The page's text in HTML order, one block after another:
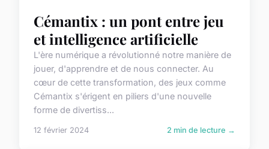
Cémantix : un pont entre jeu
et intelligence artificielle
L'ère numérique a révolutionné notre manière de
jouer, d'apprendre et de nous connecter. Au
cœur de cette transformation, des jeux comme
Cémantix s'érigent en piliers d'une nouvelle
forme de divertiss...
12 février 2024 2 min de lecture →